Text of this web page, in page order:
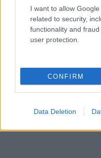
I want to allow
related to security,
functionality and
user protection.
CONFIRM
Data Deletion